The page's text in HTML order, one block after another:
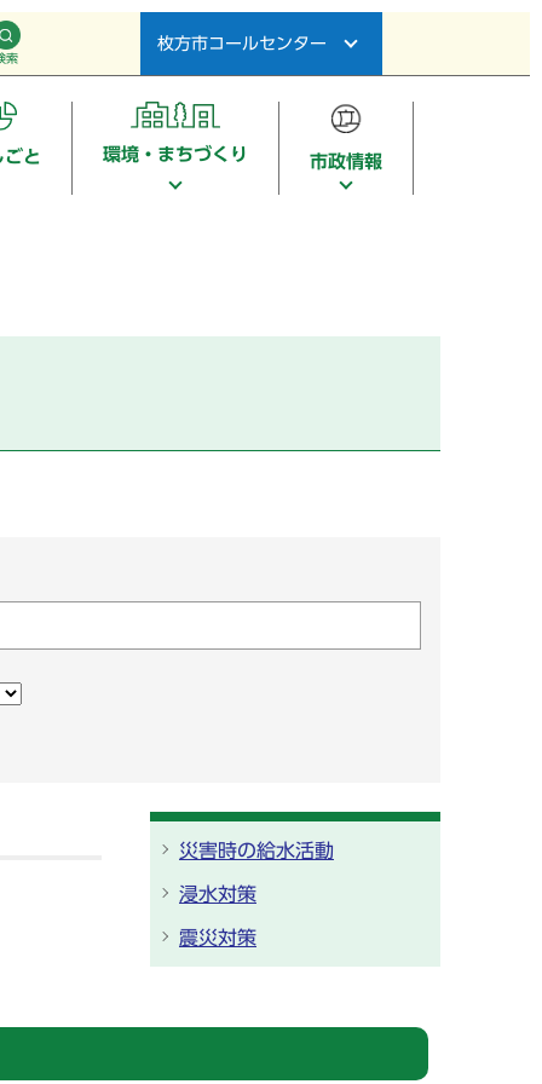
索
枚方市コールセンター
と 環境・まちづくり 市政情報
災害時の給水活動
浸水対策
震災対策